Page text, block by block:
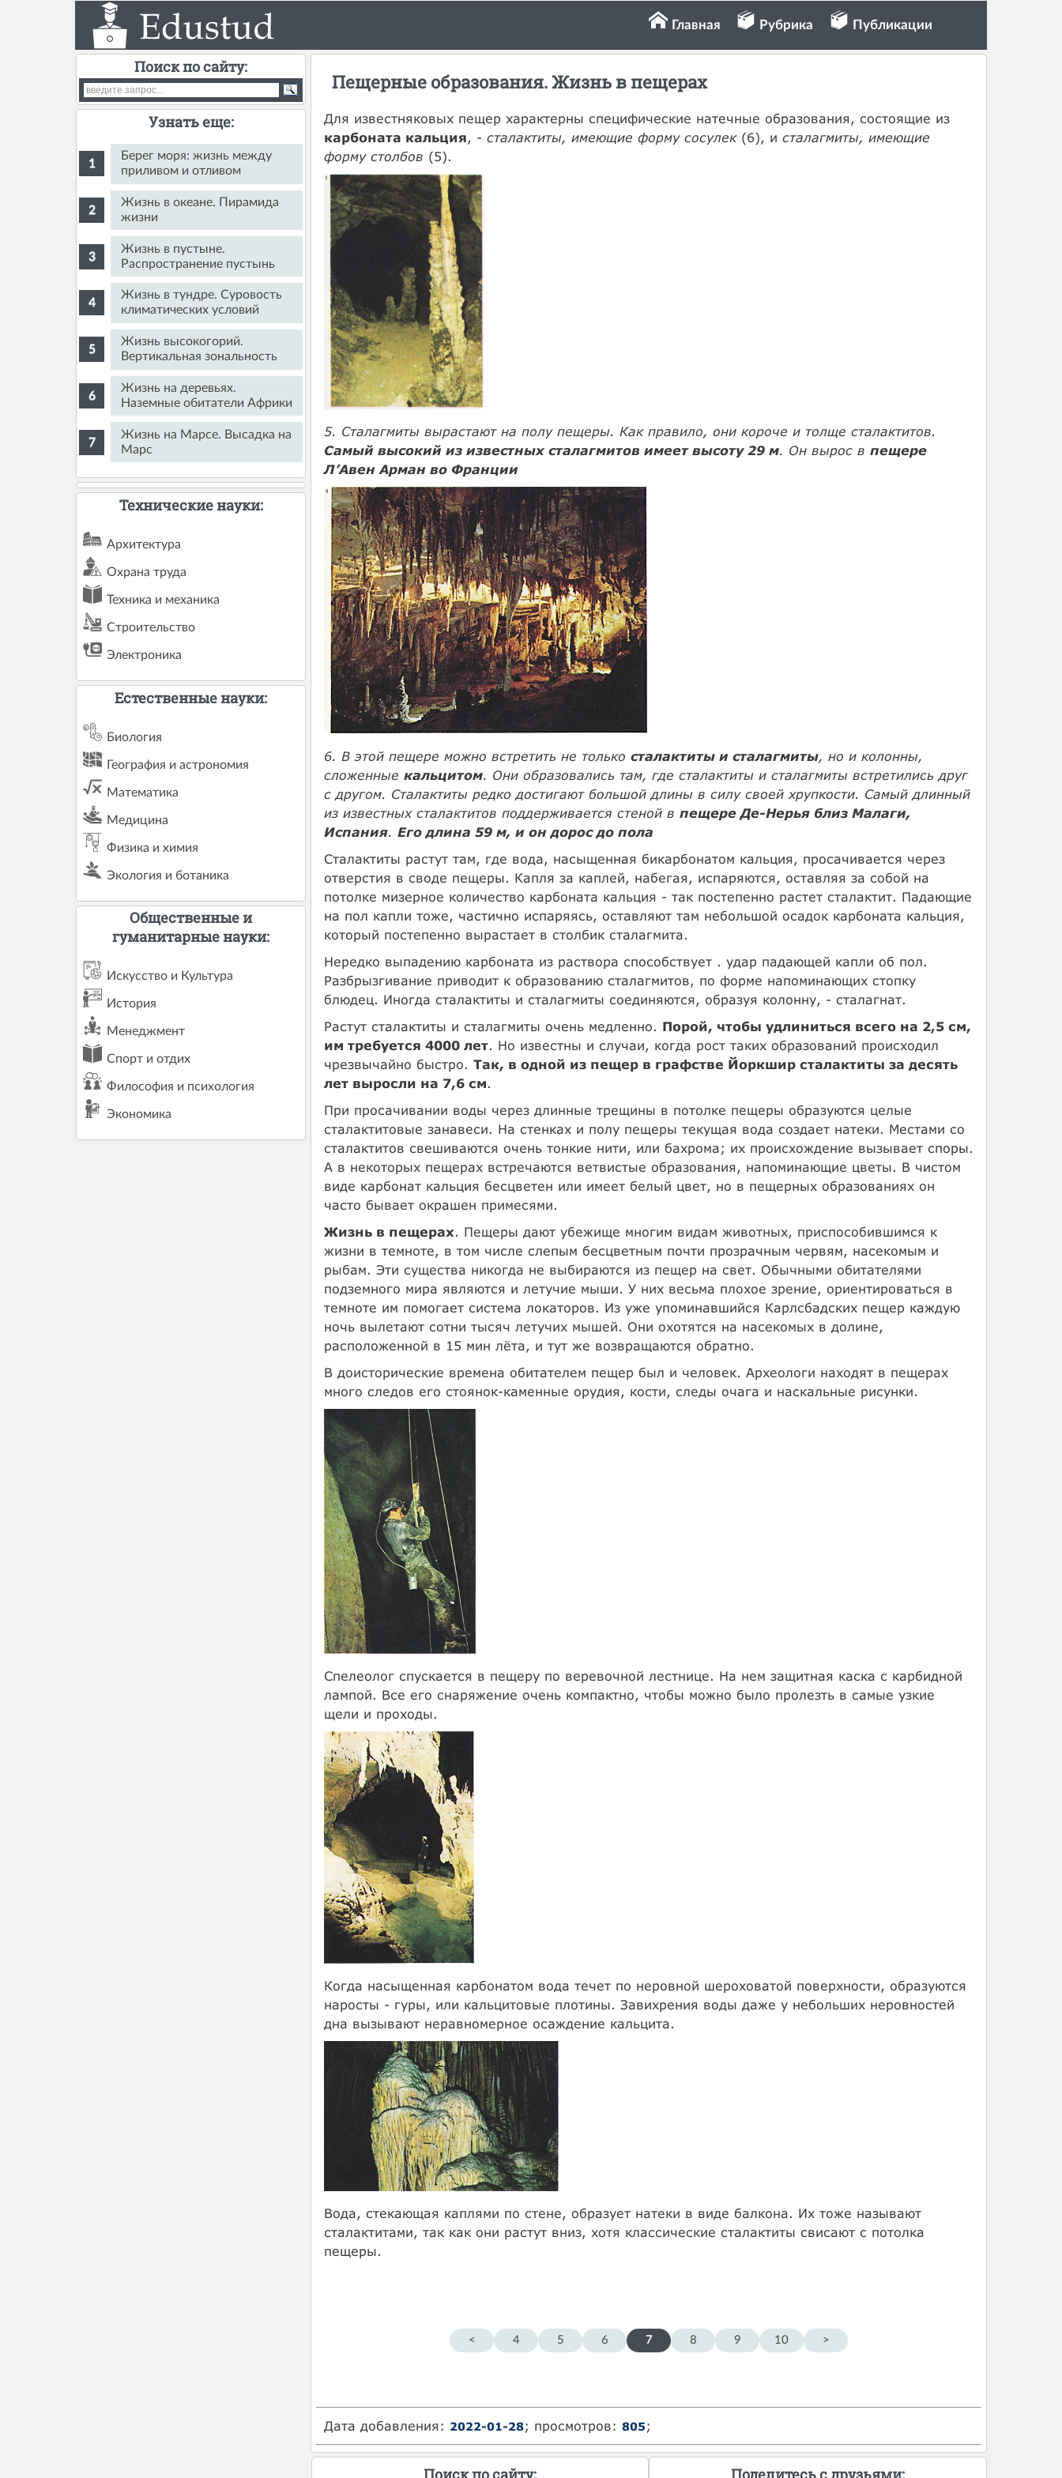
Главная Рубрика Публикации
Пещерные образования. Жизнь в пещерах
Для известняковых пещер характерны специфические натечные образования, состоящие из
карбоната кальция, - сталактиты, имеющие форму сосулек(6), и сталагмиты, имеющие
форму столбов (5).
5. Сталагмиты вырастают на полу пещеры. Как правило, они короче и толще сталактитов.
Самый высокий из известных сталагмитов имеет высоту 29 м. Он вырос в пещере
Л’Авен Арман во Франции
6. В этой пещере можно встретить не только сталактиты и сталагмиты, но и колонны,
сложенные кальцитом. Они образовались там, где сталактиты и сталагмиты встретились друг
с другом. Сталактиты редко достигают большой длины в силу своей хрупкости. Самый длинный
из известных сталактитов поддерживается стеной в пещере Де-Нерья близ Малаги,
Испания. Его длина 59 м, и он дорос до пола
Сталактиты растут там, где вода, насыщенная бикарбонатом кальция, просачивается через
отверстия в своде пещеры. Капля за каплей, набегая, испаряются, оставляя за собой на
потолке мизерное количество карбоната кальция - так постепенно растет сталактит. Падающие
на пол капли тоже, частично испаряясь, оставляют там небольшой осадок карбоната кальция,
который постепенно вырастает в столбик сталагмита.
Нередко выпадению карбоната из раствора способствует . удар падающей капли об пол.
Разбрызгивание приводит к образованию сталагмитов, по форме напоминающих стопку
блюдец. Иногда сталактиты и сталагмиты соединяются, образуя колонну, - сталагнат.
Растут сталактиты и сталагмиты очень медленно. Порой, чтобы удлиниться всего на 2,5 см,
им требуется 4000 лет. Но известны и случаи, когда рост таких образований происходил
чрезвычайно быстро. Так, в одной из пещер в графстве Йоркшир сталактиты за десять
лет выросли на 7,6 см.
При просачивании воды через длинные трещины в потолке пещеры образуются целые
сталактитовые занавеси. На стенках и полу пещеры текущая вода создает натеки. Местами со
сталактитов свешиваются очень тонкие нити, или бахрома; их происхождение вызывает споры.
А в некоторых пещерах встречаются ветвистые образования, напоминающие цветы. В чистом
виде карбонат кальция бесцветен или имеет белый цвет, но в пещерных образованиях он
часто бывает окрашен примесями.
Жизнь в пещерах. Пещеры дают убежище многим видам животных, приспособившимся к
жизни в темноте, в том числе слепым бесцветным почти прозрачным червям, насекомым и
рыбам. Эти существа никогда не выбираются из пещер на свет. Обычными обитателями
подземного мира являются и летучие мыши. У них весьма плохое зрение, ориентироваться в
темноте им помогает система локаторов. Из уже упоминавшийся Карлсбадских пещер каждую
ночь вылетают сотни тысяч летучих мышей. Они охотятся на насекомых в долине,
расположенной в 15 мин лёта, и тут же возвращаются обратно.
В доисторические времена обитателем пещер был и человек. Археологи находят в пещерах
много следов его стоянок-каменные орудия, кости, следы очага и наскальные рисунки.
Спелеолог спускается в пещеру по веревочной лестнице. На нем защитная каска с карбидной
лампой. Все его снаряжение очень компактно, чтобы можно было пролезть в самые узкие
щели и проходы.
Когда насыщенная карбонатом вода течет по неровной шероховатой поверхности, образуются
наросты - гуры, или кальцитовые плотины. Завихрения воды даже у небольших неровностей
дна вызывают неравномерное осаждение кальцита.
Вода, стекающая каплями по стене, образует натеки в виде балкона. Их тоже называют
сталактитами, так как они растут вниз, хотя классические сталактиты свисают с потолка
пещеры.
< 4 5 6 7 8 9 10 >
Дата добавления: 2022-01-28; просмотров: 805;
Поиск по сайту:
Узнать еще:
Берег моря: жизнь между
приливом и отливом
Жизнь в океане. Пирамида
жизни
Жизнь в пустыне.
Распространение пустынь
Жизнь в тундре. Суровость
климатических условий
Жизнь высокогорий.
Вертикальная зональность
Жизнь на деревьях.
Наземные обитатели Африки
Жизнь на Марсе. Высадка на
Марс
Технические науки:
Архитектура
Охрана труда
Техника и механика
Строительство
Электроника
Естественные науки:
Биология
География и астрономия
Математика
Медицина
Физика и химия
Экология и ботаника
Общественные и
гуманитарные науки:
Искусство и Культура
История
Менеджмент
Спорт и отдих
Философия и психология
Экономика
Поделитесь с друзьями:
Поиск по сайту: